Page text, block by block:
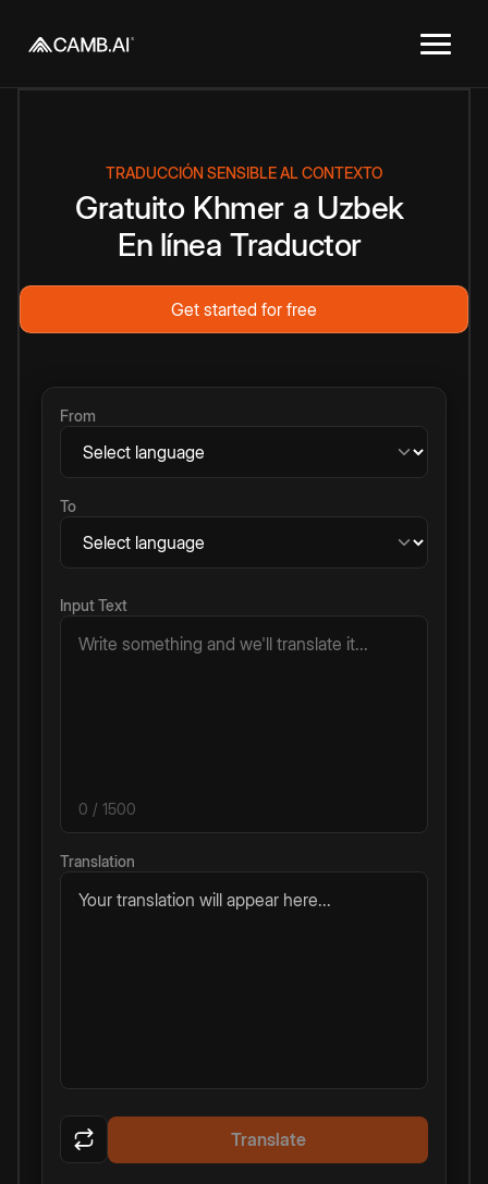
TRADUCCIÓN SENSIBLE AL CONTEXTO
Gratuito Khmer a Uzbek
En línea Traductor
Get started for free
From
To
Input Text
0 / 1500
Translation
Your translation will appear here...
Translate